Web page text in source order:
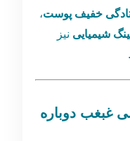
خفیف پوست،
شیمیایی نیز
غبغب دوباره